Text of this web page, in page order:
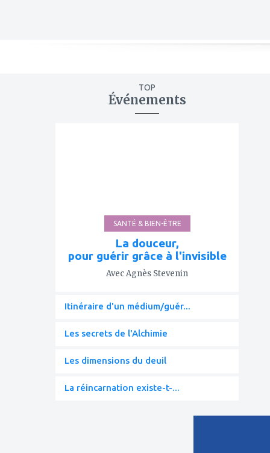
TOP
Événements
SANTÉ & BIEN-ÊTRE
La douceur,
pour guérir grâce à l'invisible
Avec Agnès Stevenin
Itinéraire d'un médium/guér...
Les secrets de l'Alchimie
Les dimensions du deuil
La réincarnation existe-t-...